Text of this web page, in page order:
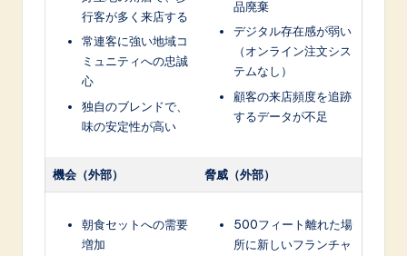
行客が多く来店する
常連客に強い地域コ
ミュニティへの忠誠
心
独自のブレンドで、
味の安定性が高い
品廃棄
デジタル存在感が弱い
（オンライン注文シス
テムなし）
顧客の来店頻度を追跡
するデータが不足
機会（外部） 脅威（外部）
朝食セットへの需要
増加
500フィート離れた場
所に新しいフランチャ